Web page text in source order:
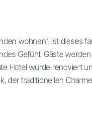
wohnen', ist dieses
Gefühl. Gäste
Hotel wurde renoviert
der traditionellen